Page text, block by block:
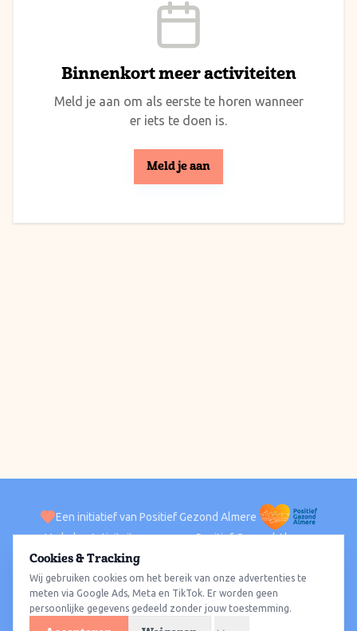
Binnenkort meer activiteiten
Meld je aan om als eerste te horen wanneer
er iets te doen is.
Meld je aan
Een initiatief van Positief Gezond Almere
VerhalenActiviteiten Positief Gezond Almere
ACTIVITEITEN PER WIJK
Alle wijkenAlmere HavenAlmere StadAlmere BuitenAlmere Poort
Almere HoutAlmere OosterwoldWat te doen
Cookies & Tracking
Wij gebruiken cookies om het bereik van onze advertenties te
meten via Google Ads, Meta en TikTok. Er worden geen
persoonlijke gegevens gedeeld zonder jouw toestemming.